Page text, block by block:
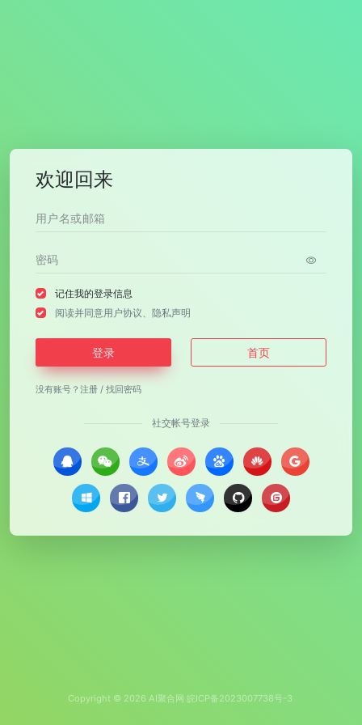
欢迎回来
记住我的登录信息
阅读并同意用户协议、 隐私声明
登录 首页
没有账号？ 注册 / 找回密码
社交帐号登录
Copyright © 2026 AI聚合网 皖ICP备2023007738号-3